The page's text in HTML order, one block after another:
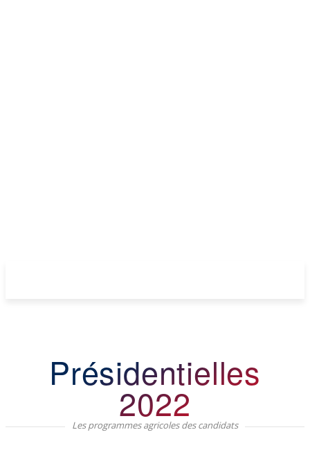
Présidentielles
2022
Les programmes agricoles des candidats